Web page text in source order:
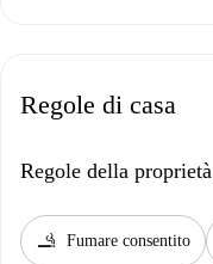
Regole di casa
Regole della proprietà
smoking_rooms Fumare consentito